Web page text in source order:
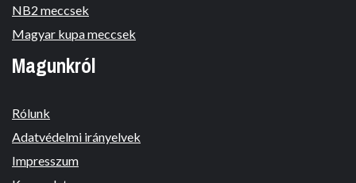
NB2 meccsek
Magyar kupa meccsek
Magunkról
Rólunk
Adatvédelmi irányelvek
Impresszum